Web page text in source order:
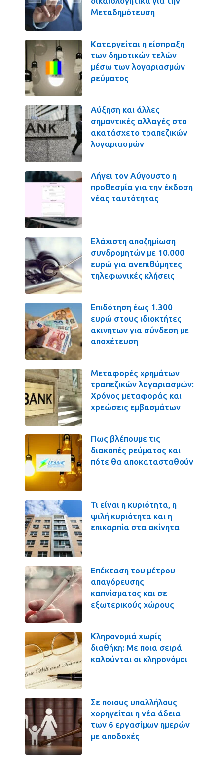
Μεταδημότευση
Καταργείται η είσπραξη
των δημοτικών τελών
μέσω των λογαριασμών
ρεύματος
Αύξηση και άλλες
σημαντικές αλλαγές στο
ακατάσχετο τραπεζικών
λογαριασμών
Λήγει τον Αύγουστο η
προθεσμία για την έκδοση
νέας ταυτότητας
Ελάχιστη αποζημίωση
συνδρομητών με 10.000
ευρώ για ανεπιθύμητες
τηλεφωνικές κλήσεις
Επιδότηση έως 1.300
ευρώ στους ιδιοκτήτες
ακινήτων για σύνδεση με
αποχέτευση
Μεταφορές χρημάτων
τραπεζικών λογαριασμών:
Χρόνος μεταφοράς και
χρεώσεις εμβασμάτων
Πως βλέπουμε τις
διακοπές ρεύματος και
πότε θα αποκατασταθούν
Τι είναι η κυριότητα, η
ψιλή κυριότητα και η
επικαρπία στα ακίνητα
Επέκταση του μέτρου
απαγόρευσης
καπνίσματος και σε
εξωτερικούς χώρους
Κληρονομιά χωρίς
διαθήκη: Με ποια σειρά
καλούνται οι κληρονόμοι
Σε ποιους υπαλλήλους
χορηγείται η νέα άδεια
των 6 εργασίμων ημερών
με αποδοχές